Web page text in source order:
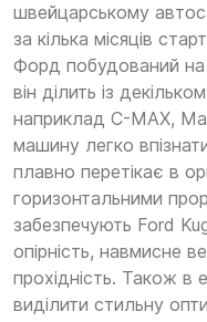
швейцарському
за кілька місяців
Форд побудований на
він ділить із
наприклад С-МАХ,
машину легко
плавно перетікає в
горизонтальними
забезпечують Ford
опірність, навмисне
прохідність. Також
виділити стильну